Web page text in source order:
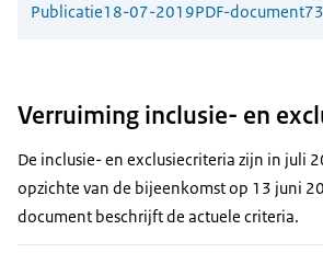
Publicatie18-07-2019PDF-document
Verruiming inclusie- en
De inclusie- en exclusiecriteria zijn in juli
opzichte van de bijeenkomst op 13 juni
document beschrijft de actuele criteria.